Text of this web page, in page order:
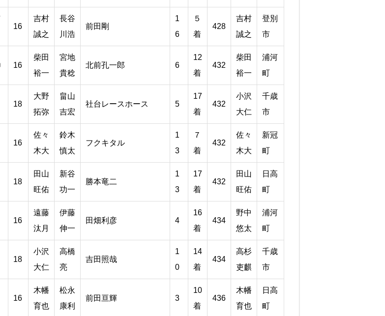
16
吉村
誠之
長谷
川浩
前田剛
1
6
５
着
428
吉村
誠之
登別
市
16
柴田
裕一
宮地
貴稔
北前孔一郎 6
12
着
432
柴田
裕一
浦河
町
18
大野
拓弥
畠山
吉宏
社台レースホース 5
17
着
432
小沢
大仁
千歳
市
16
佐々
木大
鈴木
慎太
フクキタル
1
3
７
着
432
佐々
木大
新冠
町
18
田山
旺佑
新谷
功一
勝本竜二
1
3
17
着
432
田山
旺佑
日高
町
16
遠藤
汰月
伊藤
伸一
田畑利彦 4
16
着
434
野中
悠太
浦河
町
18
小沢
大仁
高橋
亮
吉田照哉
1
0
14
着
434
高杉
吏麒
千歳
市
16
木幡
育也
松永
康利
前田亘輝 3
10
着
436
木幡
育也
日高
町